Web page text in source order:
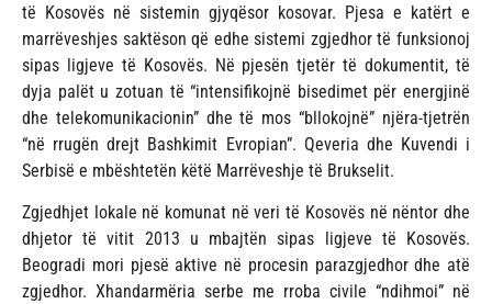
të Kosovës në sistemin gjyqësor kosovar. Pjesa e katërt e
marrëveshjes saktëson që edhe sistemi zgjedhor të funksionoj
sipas ligjeve të Kosovës. Në pjesën tjetër të dokumentit, të
dyja palët u zotuan të “intensifikojnë bisedimet për energjinë
dhe telekomunikacionin” dhe të mos “bllokojnë” njëra-tjetrën
“në rrugën drejt Bashkimit Evropian”. Qeveria dhe Kuvendi i
Serbisë e mbështetën këtë Marrëveshje të Brukselit.
Zgjedhjet lokale në komunat në veri të Kosovës në nëntor dhe
dhjetor të vitit 2013 u mbajtën sipas ligjeve të Kosovës.
Beogradi mori pjesë aktive në procesin parazgjedhor dhe atë
zgjedhor. Xhandarmëria serbe me rroba civile “ndihmoi” në